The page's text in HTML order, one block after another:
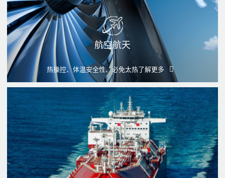
航空航天
热操控、体温安全性、必免太热了解更多